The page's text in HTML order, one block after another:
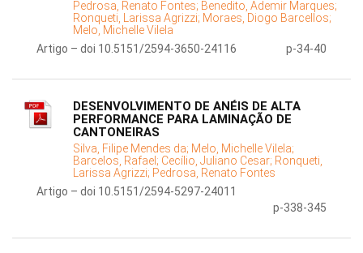
Pedrosa, Renato Fontes; Benedito, Ademir Marques;
Ronqueti, Larissa Agrizzi; Moraes, Diogo Barcellos;
Melo, Michelle Vilela
Artigo – doi 10.5151/2594-3650-24116
p-34-40
DESENVOLVIMENTO DE ANÉIS DE ALTA
PERFORMANCE PARA LAMINAÇÃO DE
CANTONEIRAS
Silva, Filipe Mendes da; Melo, Michelle Vilela;
Barcelos, Rafael; Cecílio, Juliano Cesar; Ronqueti,
Larissa Agrizzi; Pedrosa, Renato Fontes
Artigo – doi 10.5151/2594-5297-24011
p-338-345